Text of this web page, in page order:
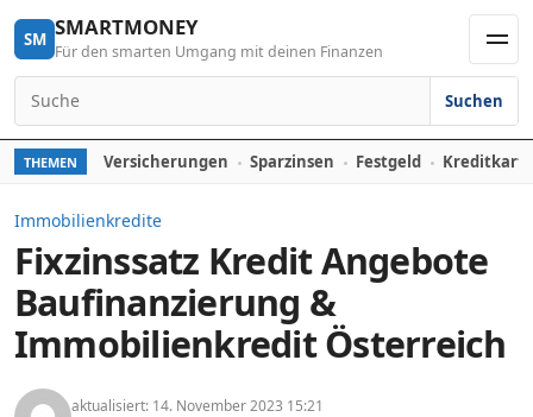
Skip to content
SM SMARTMONEY
Für den smarten Umgang mit deinen Finanzen
Search for:
Suchen
THEMEN Versicherungen Sparzinsen Festgeld
Immobilienkredite
Fixzinssatz Kredit Angebote
Baufinanzierung &
Immobilienkredit Österreich
aktualisiert: 14. November 2023 15:21